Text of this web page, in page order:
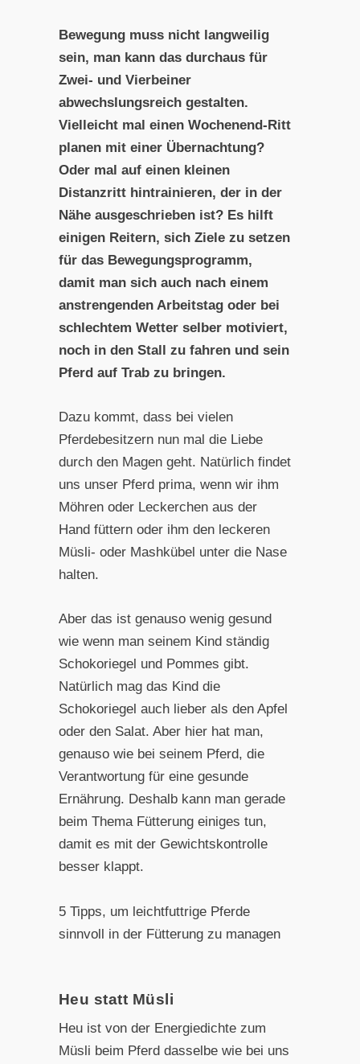
Bewegung muss nicht langweilig
sein, man kann das durchaus für
Zwei- und Vierbeiner
abwechslungsreich gestalten.
Vielleicht mal einen Wochenend-Ritt
planen mit einer Übernachtung?
Oder mal auf einen kleinen
Distanzritt hintrainieren, der in der
Nähe ausgeschrieben ist? Es hilft
einigen Reitern, sich Ziele zu setzen
für das Bewegungsprogramm,
damit man sich auch nach einem
anstrengenden Arbeitstag oder bei
schlechtem Wetter selber motiviert,
noch in den Stall zu fahren und sein
Pferd auf Trab zu bringen.
Dazu kommt, dass bei vielen
Pferdebesitzern nun mal die Liebe
durch den Magen geht. Natürlich findet
uns unser Pferd prima, wenn wir ihm
Möhren oder Leckerchen aus der
Hand füttern oder ihm den leckeren
Müsli- oder Mashkübel unter die Nase
halten.
Aber das ist genauso wenig gesund
wie wenn man seinem Kind ständig
Schokoriegel und Pommes gibt.
Natürlich mag das Kind die
Schokoriegel auch lieber als den Apfel
oder den Salat. Aber hier hat man,
genauso wie bei seinem Pferd, die
Verantwortung für eine gesunde
Ernährung. Deshalb kann man gerade
beim Thema Fütterung einiges tun,
damit es mit der Gewichtskontrolle
besser klappt.
5 Tipps, um leichtfuttrige Pferde
sinnvoll in der Fütterung zu managen
Heu statt Müsli
Heu ist von der Energiedichte zum
Müsli beim Pferd dasselbe wie bei uns